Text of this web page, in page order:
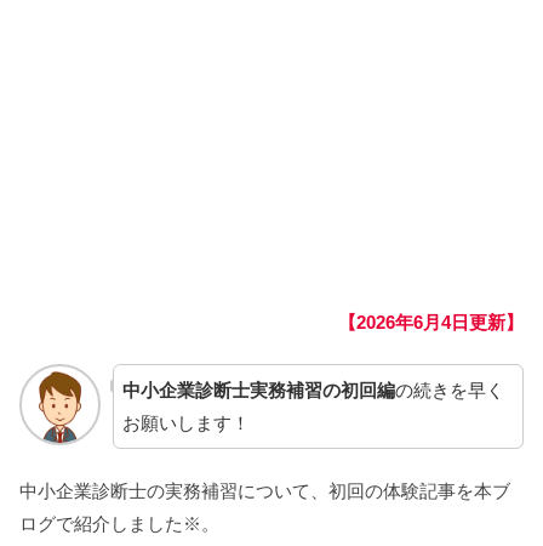
【2026年6月4日更新】
中小企業診断士実務補習の初回編の続きを早く
お願いします！
中小企業診断士の実務補習について、初回の体験記事を本ブ
ログで紹介しました※。